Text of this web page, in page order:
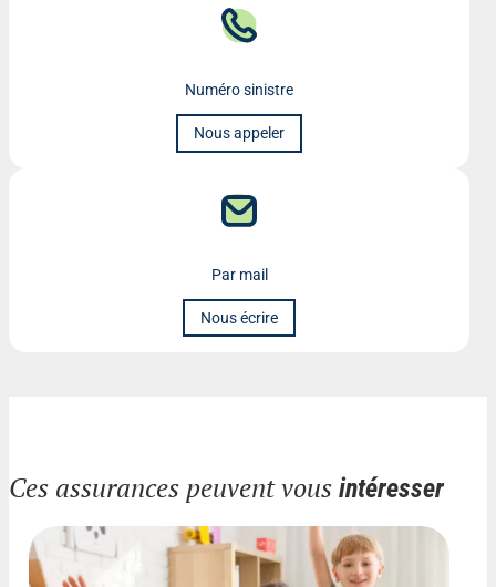
Numéro sinistre
Nous appeler
Par mail
Nous écrire
Ces assurances peuvent vous intéresser